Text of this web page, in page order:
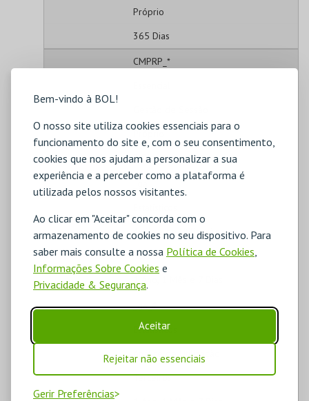
Bem-vindo à BOL!
O nosso site utiliza cookies essenciais para o
funcionamento do site e, com o seu consentimento,
cookies que nos ajudam a personalizar a sua
experiência e a perceber como a plataforma é
utilizada pelos nossos visitantes.
Ao clicar em "Aceitar" concorda com o
armazenamento de cookies no seu dispositivo. Para
saber mais consulte a nossa Política de Cookies,
Informações Sobre Cookies e
Privacidade & Segurança.
Aceitar
Rejeitar não essenciais
Gerir Preferências
Próprio
365 Dias
CMPRP_*
Próprio
2 Dias
_ga
Análise de Utilização
Terceiros
_ga_#
Estatísticos
Análise de Utilização
Terceiros